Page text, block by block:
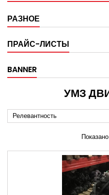
РАЗНОЕ
ПРАЙС-ЛИСТЫ
BANNER
УМЗ
Релевантность